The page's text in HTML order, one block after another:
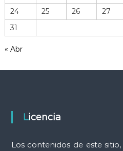
r
r
m
i
n
24
25 26 27
31
« Abr
Licencia
Los contenidos de este